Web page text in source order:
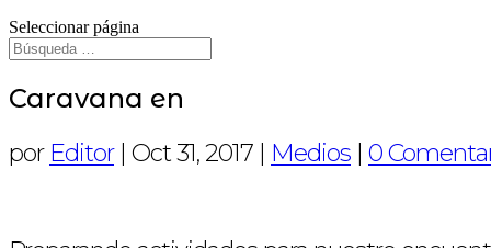
Seleccionar página
Caravana en
por Editor| Oct 31, 2017 | Medios | 0